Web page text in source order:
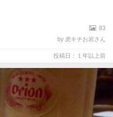
83
by 虎キチお岩さん
投稿日：１年以上前